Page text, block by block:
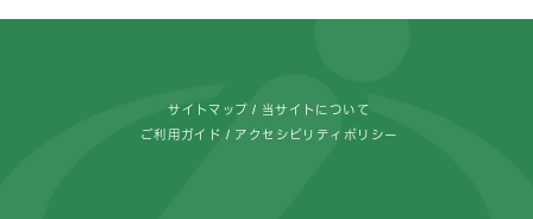
サイトマップ 当サイトについて
ご利用ガイド アクセシビリティポリシー